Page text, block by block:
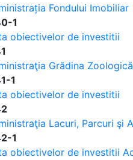
Fondului Imobiliar
1
obiectivelor de investitii
Grădina Zoologică
1
obiectivelor de investitii
Lacuri, Parcuri şi
1
obiectivelor de investitii